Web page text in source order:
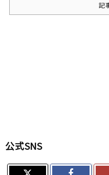
記
公式SNS